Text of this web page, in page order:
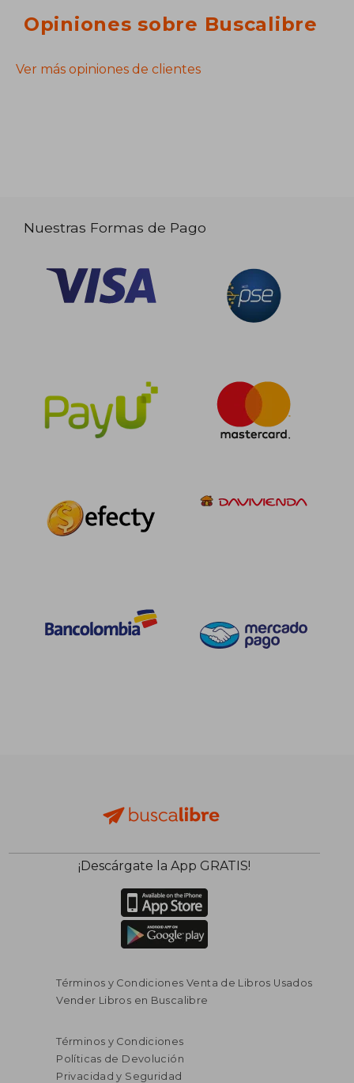
Opiniones sobre Buscalibre
Ver más opiniones de clientes
Nuestras Formas de Pago
¡Descárgate la App GRATIS!
Términos y Condiciones Venta de Libros Usados
Vender Libros en Buscalibre
Términos y Condiciones
Políticas de Devolución
Privacidad y Seguridad